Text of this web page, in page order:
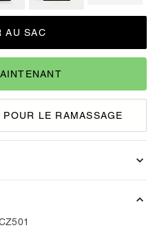
AU SAC
LE RAMASSAGE